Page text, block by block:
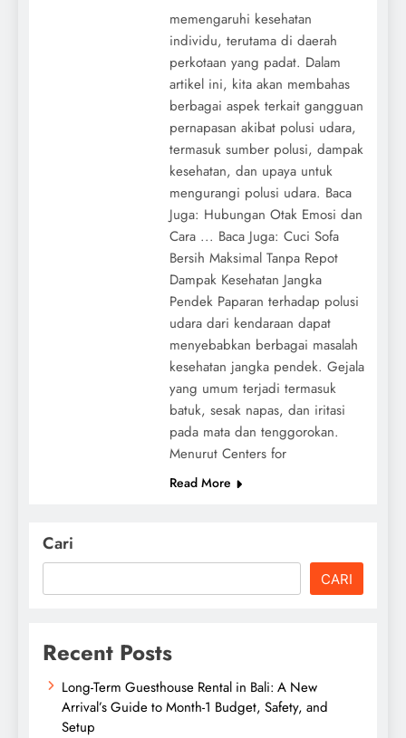
memengaruhi kesehatan
individu, terutama di daerah
perkotaan yang padat. Dalam
artikel ini, kita akan membahas
berbagai aspek terkait gangguan
pernapasan akibat polusi udara,
termasuk sumber polusi, dampak
kesehatan, dan upaya untuk
mengurangi polusi udara. Baca
Juga: Hubungan Otak Emosi dan
Cara ... Baca Juga: Cuci Sofa
Bersih Maksimal Tanpa Repot
Dampak Kesehatan Jangka
Pendek Paparan terhadap polusi
udara dari kendaraan dapat
menyebabkan berbagai masalah
kesehatan jangka pendek. Gejala
yang umum terjadi termasuk
batuk, sesak napas, dan iritasi
pada mata dan tenggorokan.
Menurut Centers for
Read More
Cari
CARI
Recent Posts
Long-Term Guesthouse Rental in Bali: A New
Arrival’s Guide to Month-1 Budget, Safety, and
Setup